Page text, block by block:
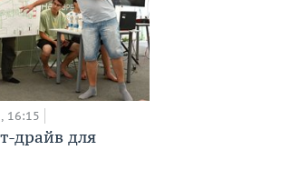
16:15
драйв для